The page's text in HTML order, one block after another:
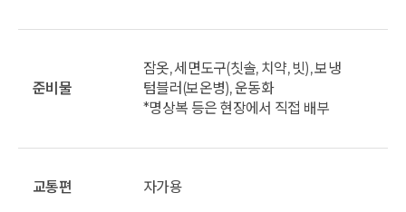
준비물
잠옷, 세면도구(칫솔, 치약, 빗), 보냉
텀블러(보온병), 운동화
*명상복 등은 현장에서 직접 배부
교통편 자가용